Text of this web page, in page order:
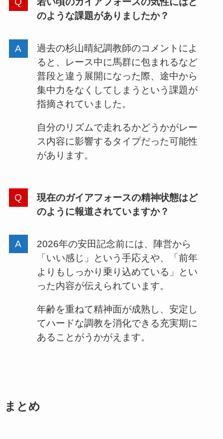
のような課題がありましたか？
過去の杉山晴紀調教師のコメントによ
ると、レース中に馬群に包まれるなど
普段と違う展開になった際、途中から
集中力をなくしてしまうという課題が
指摘されていました。
自分のリズムで走れるかどうかがレー
ス内容に影響するタイプだった可能性
があります。
現在のガイアフォースの精神状態はど
のように報道されていますか？
2026年の安田記念前には、陣営から
「いい感じ」という手応えや、「前年
よりもしっかり乗り込めている」とい
った内容が伝えられています。
年齢を重ねて精神面が成熟し、安定し
てハードな調教を消化できる充実期に
あることがうかがえます。
まとめ